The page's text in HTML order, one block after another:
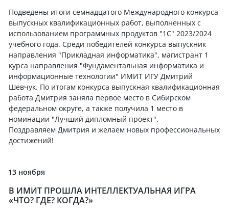
Подведены итоги семнадцатого Международного конкурса
выпускных квалификационных работ, выполненных с
использованием программных продуктов "1С" 2023/2024
учебного года. Среди победителей конкурса выпускник
направления "Прикладная информатика", магистрант 1
курса направления "Фундаментальная информатика и
информационные технологии" ИМИТ ИГУ Дмитрий
Шевчук. По итогам конкурса выпускная квалификационная
работа Дмитрия заняла первое место в Сибирском
федеральном округе, а также получила 1 место в
номинации "Лучший дипломный проект".
Поздравляем Дмитрия и желаем новых профессиональных
достижений!
13 ноября
В ИМИТ ПРОШЛА ИНТЕЛЛЕКТУАЛЬНАЯ ИГРА
«ЧТО? ГДЕ? КОГДА?»